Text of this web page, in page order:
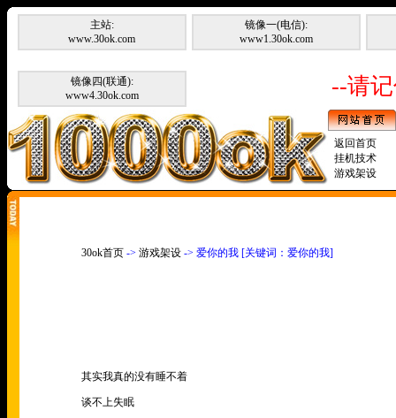
主站:
www.30ok.com
镜像一(电信):
www1.30ok.com
镜像四(联通):
www4.30ok.com
--请
返回首页
挂机技术
游戏架设
30ok首页 -> 游戏架设 -> 爱你的我 [关键词：爱你的我]
其实我真的没有睡不着
谈不上失眠